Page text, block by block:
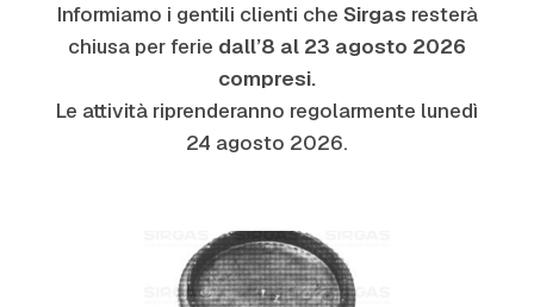
Informiamo i gentili clienti che Sirgas resterà
chiusa per ferie dall’8 al 23 agosto 2026
compresi.
Le attività riprenderanno regolarmente lunedì
24 agosto 2026.